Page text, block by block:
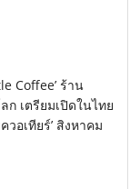
Coffee’ ร้าน
ก เตรียมเปิดในไทย
วอเทียร์’ สิงหาคม